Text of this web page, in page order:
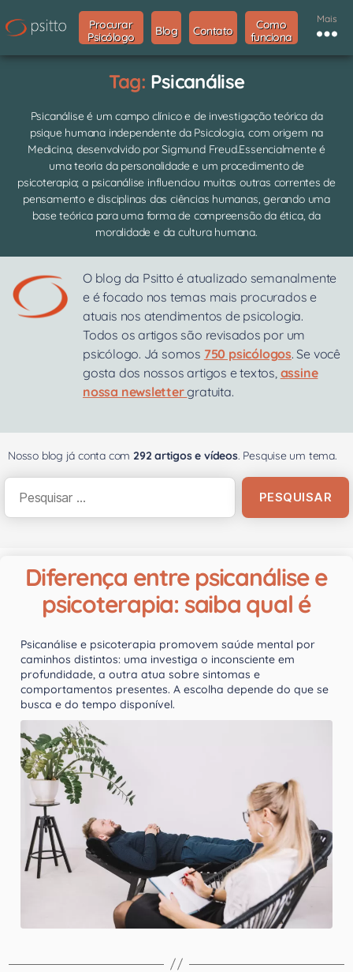
Procurar
Psicólogo
Blog Contato
Como
funciona
Mais
Tag: Psicanálise
Psicanálise é um campo clínico e de investigação teórica da
psique humana independente da Psicologia, com origem na
Medicina, desenvolvido por Sigmund Freud.Essencialmente é
uma teoria da personalidade e um procedimento de
psicoterapia; a psicanálise influenciou muitas outras correntes de
pensamento e disciplinas das ciências humanas, gerando uma
base teórica para uma forma de compreensão da ética, da
moralidade e da cultura humana.
O blog da Psitto é atualizado semanalmente
e é focado nos temas mais procurados e
atuais nos atendimentos de psicologia.
Todos os artigos são revisados por um
psicólogo. Já somos 750 psicólogos. Se você
gosta dos nossos artigos e textos, assine
nossa newslettergratuita.
Nosso blog já conta com 292 artigos e vídeos. Pesquise um tema.
Diferença entre psicanálise e
psicoterapia: saiba qual é
Psicanálise e psicoterapia promovem saúde mental por
caminhos distintos: uma investiga o inconsciente em
profundidade, a outra atua sobre sintomas e
comportamentos presentes. A escolha depende do que se
busca e do tempo disponível.